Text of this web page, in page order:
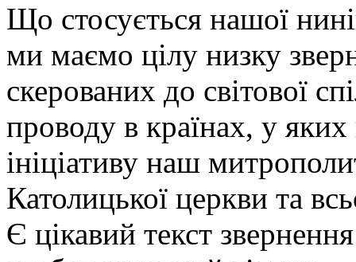
Що стосується нашої
ми маємо цілу низку
скерованих до світової
проводу в країнах, у
ініціативу наш
Католицької церкви та
Є цікавий текст